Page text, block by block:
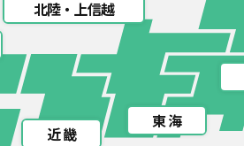
北陸・上信越
東 海
近 畿